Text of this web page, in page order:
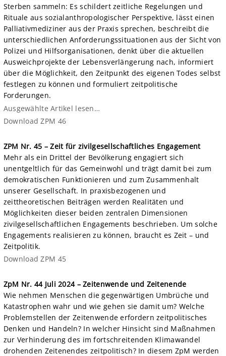
Sterben sammeln: Es schildert zeitliche Regelungen und
Rituale aus sozialanthropologischer Perspektive, lässt einen
Palliativmediziner aus der Praxis sprechen, beschreibt die
unterschiedlichen Anforderungssituationen aus der Sicht von
Polizei und Hilfsorganisationen, denkt über die aktuellen
Ausweichprojekte der Lebensverlängerung nach, informiert
über die Möglichkeit, den Zeitpunkt des eigenen Todes selbst
festlegen zu können und formuliert zeitpolitische
Forderungen.
Ausgewählte Artikel lesen…
Download ZPM 46
ZPM Nr. 45 – Zeit für zivilgesellschaftliches Engagement
Mehr als ein Drittel der Bevölkerung engagiert sich
unentgeltlich für das Gemeinwohl und trägt damit bei zum
demokratischen Funktionieren und zum Zusammenhalt
unserer Gesellschaft. In praxisbezogenen und
zeittheoretischen Beiträgen werden Realitäten und
Möglichkeiten dieser beiden zentralen Dimensionen
zivilgesellschaftlichen Engagements beschrieben. Um solche
Engagements realisieren zu können, braucht es Zeit – und
Zeitpolitik.
Download ZPM 45
ZpM Nr. 44 Juli 2024 – Zeitenwende und Zeitenende
Wie nehmen Menschen die gegenwärtigen Umbrüche und
Katastrophen wahr und wie gehen sie damit um? Welche
Problemstellen der Zeitenwende erfordern zeitpolitisches
Denken und Handeln? In welcher Hinsicht sind Maßnahmen
zur Verhinderung des im fortschreitenden Klimawandel
drohenden Zeitenendes zeitpolitisch? In diesem ZpM werden